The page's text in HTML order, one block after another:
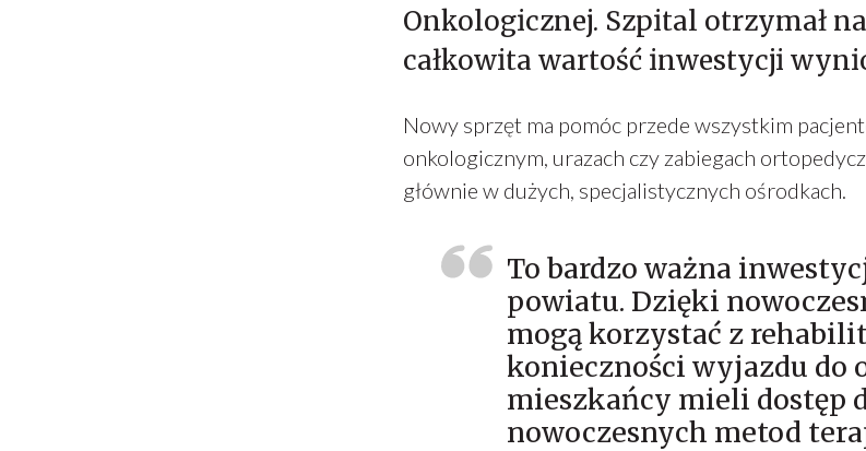
Onkologicznej. Szpital otrzymał
całkowita wartość inwestycji
Nowy sprzęt ma pomóc przede wszystkim
onkologicznym, urazach czy zabiegach
głównie w dużych, specjalistycznych ośrodkach.
To bardzo ważna
powiatu. Dzięki
mogą korzystać z
konieczności wyjazdu do
mieszkańcy mieli dostęp
nowoczesnych metod